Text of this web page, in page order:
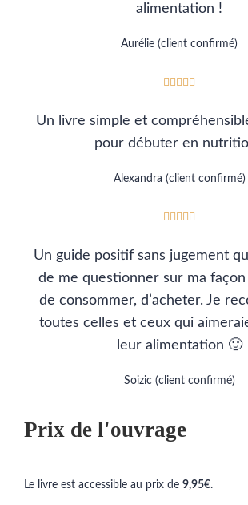
alimentation !
Aurélie (client confirmé)

Un livre simple et
pour débuter en
Alexandra (client confirmé)

Un guide positif sans jugement
de me questionner sur ma façon
de consommer, d’acheter. Je
toutes celles et ceux qui
leur alimentation 🙂
Soizic (client confirmé)
Prix de l'ouvrage
Le livre est accessible au prix de 9,95€.